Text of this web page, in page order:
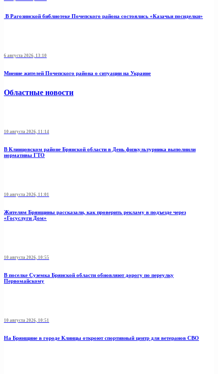
В Рагозинской библиотеке Почепского района состоялись «Казачьи посиделки»
6 августа 2026, 13:10
Мнение жителей Почепского района о ситуации на Украине
Областные новости
10 августа 2026, 11:14
В Клинцовском районе Брянской области в День физкультурника выполнили
нормативы ГТО
10 августа 2026, 11:01
Жителям Брянщины рассказали, как проверить рекламу в подъезде через
«Госуслуги Дом»
10 августа 2026, 10:55
В поселке Суземка Брянской области обновляют дорогу по переулку
Первомайскому
10 августа 2026, 10:51
На Брянщине в городе Клинцы откроют спортивный центр для ветеранов СВО